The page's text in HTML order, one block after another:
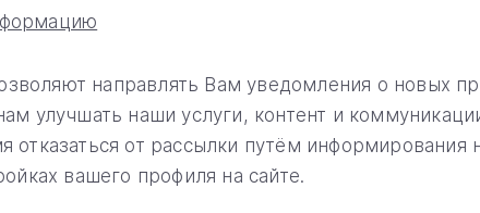
направлять Вам уведомления о новых
улучшать наши услуги, контент и
от рассылки путём информирования
вашего профиля на сайте.